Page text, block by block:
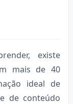
existe
mais de 40
ideal de
de conteúdo